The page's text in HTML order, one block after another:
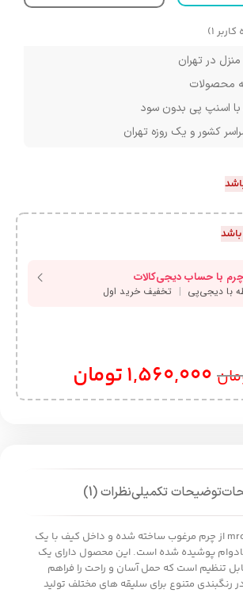
کاربر 1
)
در تهران
کشور و یک روزه تهران
1,560,000تومان
توضیحات تکمیلینظرات (1)
کیف زنانه چرم mrc1655 از چرم مرغوب ساخته شده و داخل کیف با یک
بادوام پوشیده شده است. این محصول دارای یک
تنظیم است که حمل آسان و راحت را فراهم
رنگبندی متنوع برای سلیقه های مختلف تولید